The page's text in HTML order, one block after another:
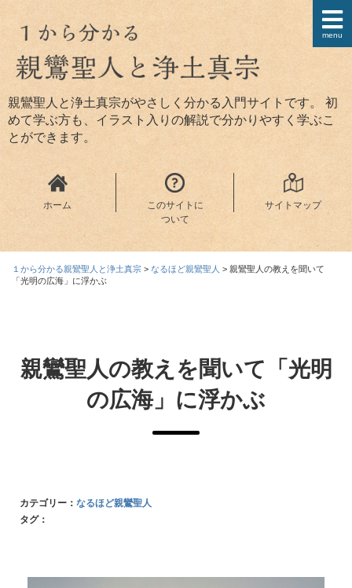
menu
ホーム
このサイトに
ついて
サイトマップ
親鸞聖人と浄土真宗がやさしく分かる入門サイトです。 初
めて学ぶ方も、イラスト入りの解説で分かりやすく学ぶこ
とができます。
１から分かる親鸞聖人と浄土真宗 > なるほど親鸞聖人 > 親鸞聖人の教えを聞いて
「光明の広海」に浮かぶ
親鸞聖人の教えを聞いて「光明
の広海」に浮かぶ
カテゴリー： なるほど親鸞聖人
タグ：